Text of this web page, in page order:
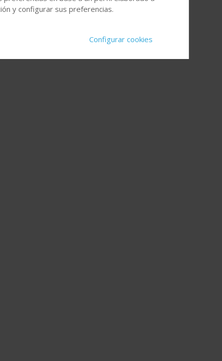
y configurar sus preferencias.
Configurar cookies